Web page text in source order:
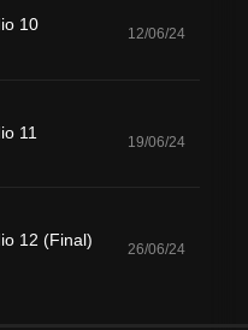
10 12/06/24
11 19/06/24
12 (Final) 26/06/24